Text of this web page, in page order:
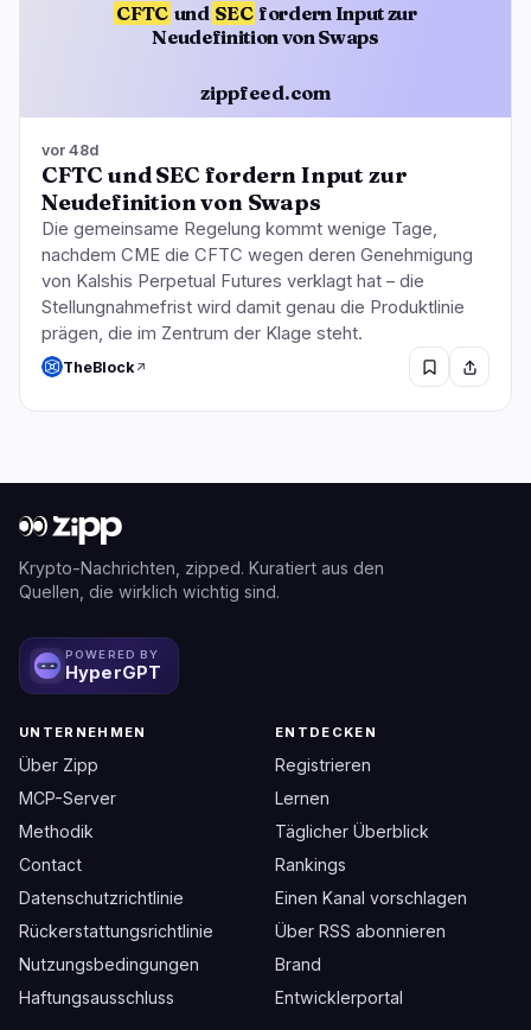
CFTC und SEC fordern Input zur
Neudefinition von Swaps
zippfeed.com
vor 48d
CFTC und SEC fordern Input zur
Neudefinition von Swaps
Die gemeinsame Regelung kommt wenige Tage,
nachdem CME die CFTC wegen deren Genehmigung
von Kalshis Perpetual Futures verklagt hat – die
Stellungnahmefrist wird damit genau die Produktlinie
prägen, die im Zentrum der Klage steht.
TheBlock
Krypto-Nachrichten, zipped. Kuratiert aus den
Quellen, die wirklich wichtig sind.
POWERED BY
HyperGPT
UNTERNEHMEN
Über Zipp
MCP-Server
Methodik
Contact
Datenschutzrichtlinie
Rückerstattungsrichtlinie
Nutzungsbedingungen
Haftungsausschluss
ENTDECKEN
Registrieren
Lernen
Täglicher Überblick
Rankings
Einen Kanal vorschlagen
Über RSS abonnieren
Brand
Entwicklerportal